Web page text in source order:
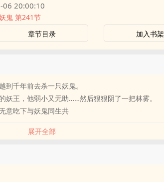
06 20:00:10
鬼 第241节
章节目录 加入书架
千年前去杀一只妖鬼。
妖王，他弱小又无助……然后狠狠阴了一把林雾。
意吃下与妖鬼同生共
展开全部